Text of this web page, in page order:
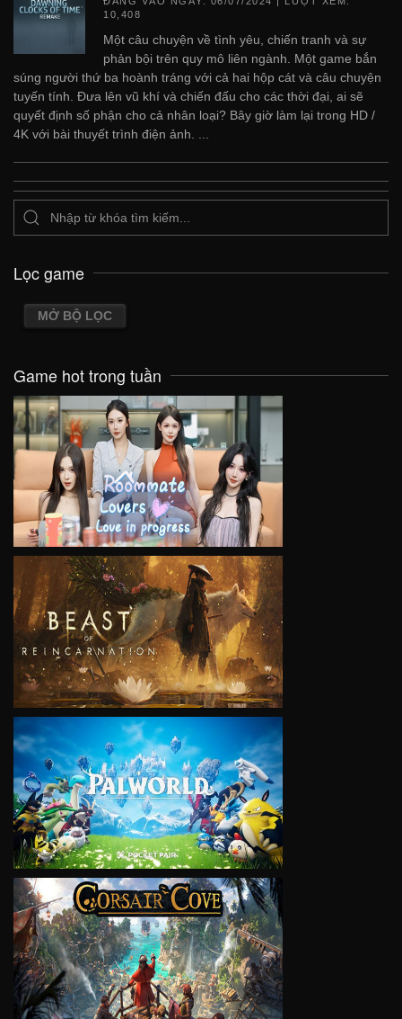
10,408
Một câu chuyện về tình yêu, chiến tranh và sự
phản bội trên quy mô liên ngành. Một game bắn
súng người thứ ba hoành tráng với cả hai hộp cát và câu chuyện
tuyến tính. Đưa lên vũ khí và chiến đấu cho các thời đại, ai sẽ
quyết định số phận cho cả nhân loại? Bây giờ làm lại trong HD /
4K với bài thuyết trình điện ảnh. ...
Lọc game
MỞ BỘ LỌC
Game hot trong tuần
VIEW
VIEW
VIEW
VIEW